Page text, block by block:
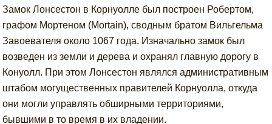
Замок Лонсестон в Корнуолле был построен Робертом,
графом Мортеном (Mortain), сводным братом Вильгельма
Завоевателя около 1067 года. Изначально замок был
возведен из земли и дерева и охранял главную дорогу в
Конуолл. При этом Лонсестон являлся административным
штабом могущественных правителей Корнуолла, откуда
они могли управлять обширными территориями,
бывшими в то время в их владении.